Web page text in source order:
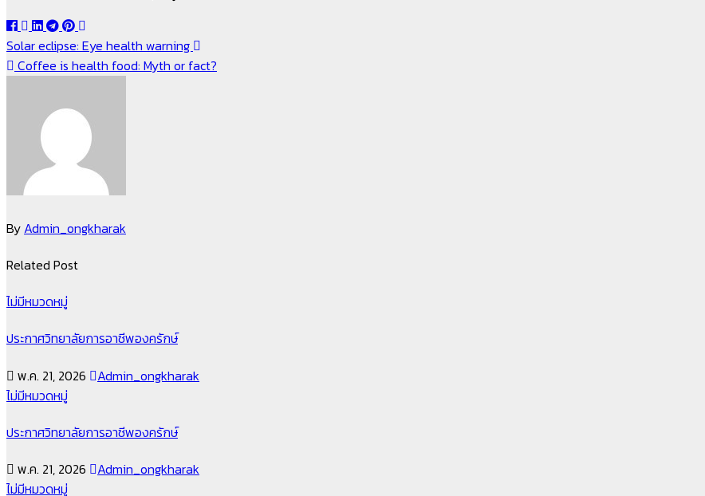
แนะแนว
เรื่อง
Solar eclipse: Eye health warning
Coffee is health food: Myth or fact?
By Admin_ongkharak
Related Post
ไม่มีหมวดหมู่
ประกาศวิทยาลัยการอาชีพองครักษ์
พ.ค. 21, 2026
Admin_ongkharak
ไม่มีหมวดหมู่
ประกาศวิทยาลัยการอาชีพองครักษ์
พ.ค. 21, 2026
Admin_ongkharak
ไม่มีหมวดหมู่